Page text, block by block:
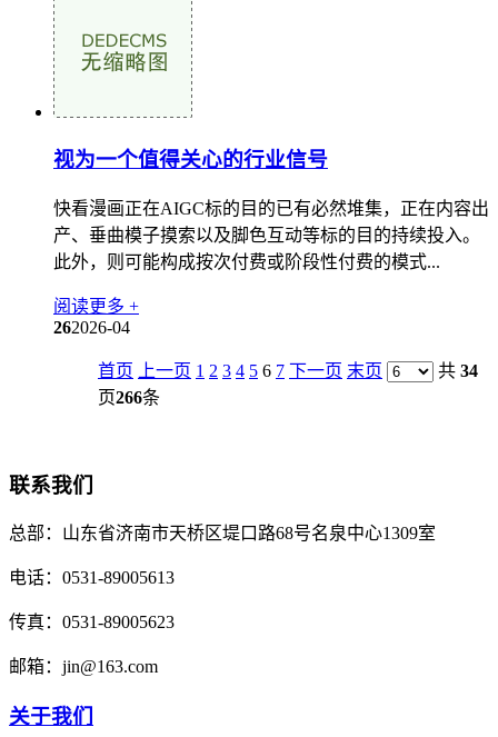
视为一个值得关心的行业信号
快看漫画正在AIGC标的目的已有必然堆集，正在内容出
产、垂曲模子摸索以及脚色互动等标的目的持续投入。
此外，则可能构成按次付费或阶段性付费的模式...
阅读更多 +
262026-04
首页 上一页 1 2 3 4 5 6 7 下一页 末页 共 34
页266条
联系我们
总部： 山东省济南市天桥区堤口路68号名泉中心1309室
电话： 0531-89005613
传真： 0531-89005623
邮箱： jin@163.com
关于我们